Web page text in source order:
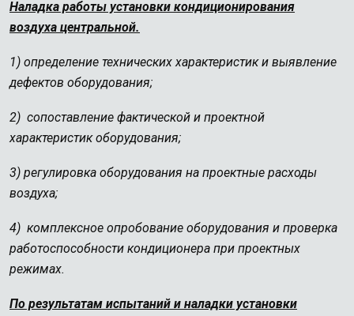
Наладка работы установки кондиционирования
воздуха центральной.
1) определение технических характеристик и выявление
дефектов оборудования;
2) сопоставление фактической и проектной
характеристик оборудования;
3) регулировка оборудования на проектные расходы
воздуха;
4) комплексное опробование оборудования и проверка
работоспособности кондиционера при проектных
режимах.
По результатам испытаний и наладки установки